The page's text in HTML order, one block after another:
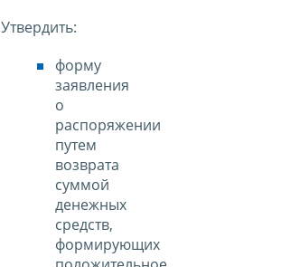
Утвердить:
форму
заявления
о
распоряжении
путем
возврата
суммой
денежных
средств,
формирующих